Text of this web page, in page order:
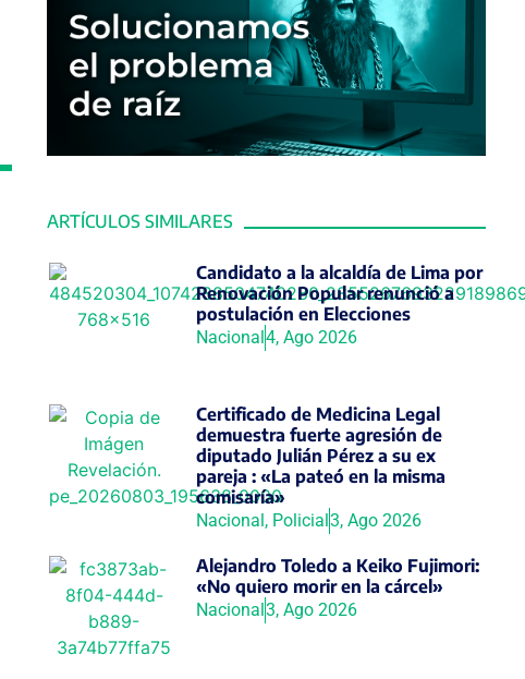
ARTÍCULOS SIMILARES
Candidato a la alcaldía de Lima por
Renovación Popular renunció a
postulación en Elecciones
Nacional4, Ago 2026
Certificado de Medicina Legal
demuestra fuerte agresión de
diputado Julián Pérez a su ex
pareja : «La pateó en la misma
comisaría»
Nacional, Policial3, Ago 2026
Alejandro Toledo a Keiko Fujimori:
«No quiero morir en la cárcel»
Nacional3, Ago 2026